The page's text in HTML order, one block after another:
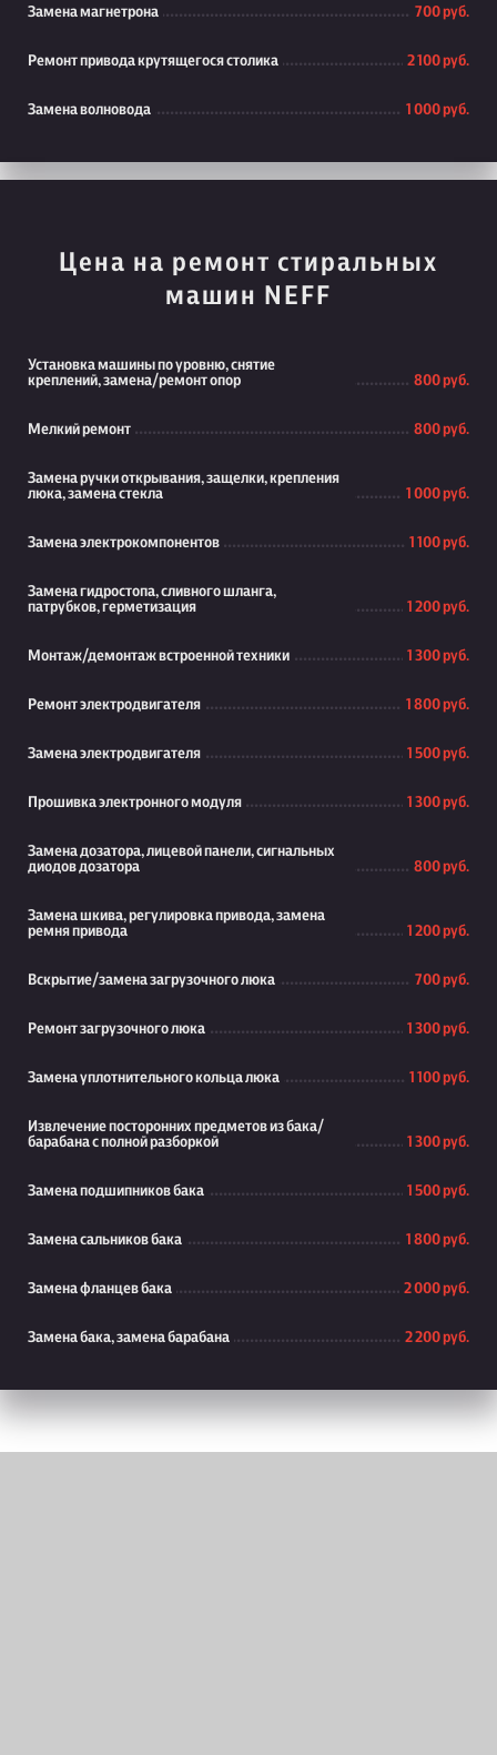
Замена магнетрона 700 руб.
Ремонт привода крутящегося столика 2 100 руб.
Замена волновода 1 000 руб.
Цена на ремонт стиральных
машин NEFF
Установка машины по уровню, снятие
креплений, замена/ремонт опор
800 руб.
Мелкий ремонт 800 руб.
Замена ручки открывания, защелки, крепления
люка, замена стекла
1 000 руб.
Замена электрокомпонентов 1 100 руб.
Замена гидростопа, сливного шланга,
патрубков, герметизация
1 200 руб.
Монтаж/демонтаж встроенной техники 1 300 руб.
Ремонт электродвигателя 1 800 руб.
Замена электродвигателя 1 500 руб.
Прошивка электронного модуля 1 300 руб.
Замена дозатора, лицевой панели, сигнальных
диодов дозатора
800 руб.
Замена шкива, регулировка привода, замена
ремня привода
1 200 руб.
Вскрытие/замена загрузочного люка 700 руб.
Ремонт загрузочного люка 1 300 руб.
Замена уплотнительного кольца люка 1 100 руб.
Извлечение посторонних предметов из бака/
барабана с полной разборкой
1 300 руб.
Замена подшипников бака 1 500 руб.
Замена сальников бака 1 800 руб.
Замена фланцев бака 2 000 руб.
Замена бака, замена барабана 2 200 руб.